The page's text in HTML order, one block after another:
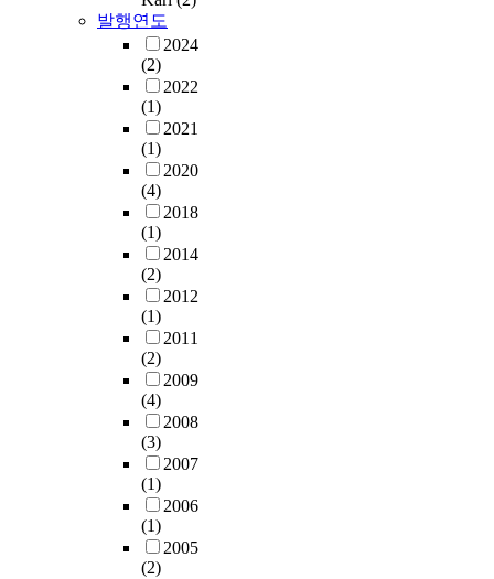
발행연도
2024
(2)
2022
(1)
2021
(1)
2020
(4)
2018
(1)
2014
(2)
2012
(1)
2011
(2)
2009
(4)
2008
(3)
2007
(1)
2006
(1)
2005
(2)